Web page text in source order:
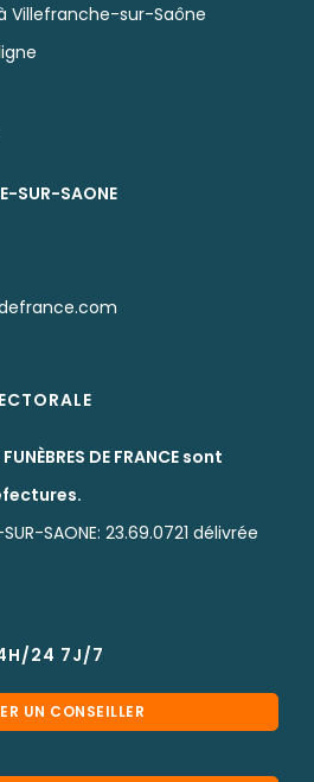
Villefranche-sur-Saône
SUR-SAONE
DE FRANCE sont
SAONE: 23.69.0721 délivrée
24 7J/7
UN CONSEILLER